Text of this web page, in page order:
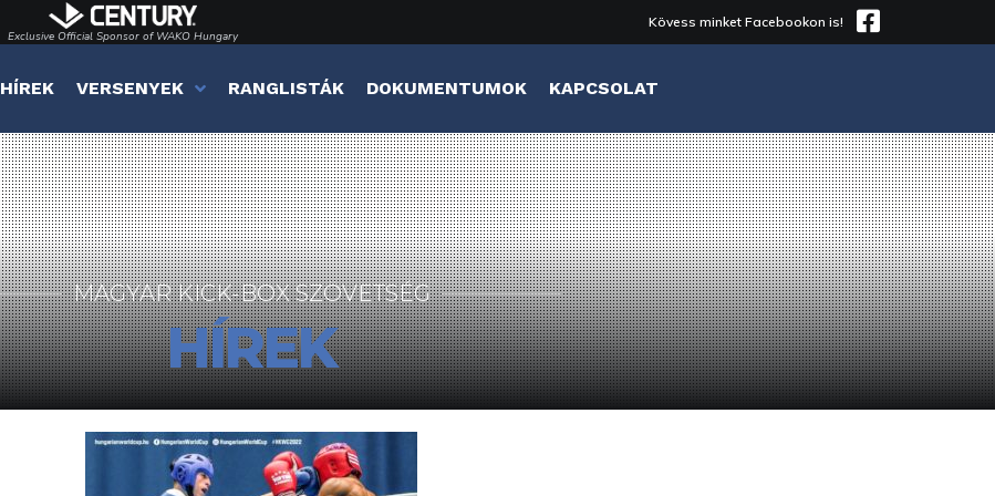
Exclusive Official Sponsor of WAKO Hungary
Kövess minket Facebookon is!
HÍREK VERSENYEK RANGLISTÁK DOKUMENTUMOK KAPCSOLAT
MAGYAR KICK-BOX SZÖVETSÉG
HÍREK